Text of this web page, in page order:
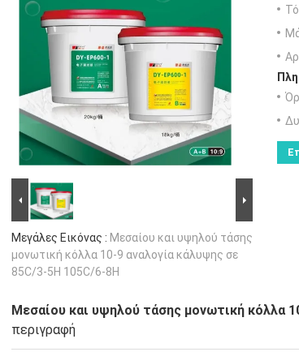
Μεγάλες Εικόνας : Μεσαίου και υψηλού τάσης
μονωτική κόλλα 10-9 αναλογία κάλυψης σε
85C/3-5H 105C/6-8H
Μεσαίου και υψηλού τάσης μονωτική κόλλα
περιγραφή